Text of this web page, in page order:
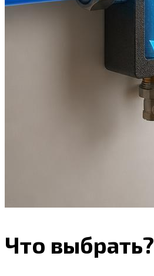
Что выбрать?